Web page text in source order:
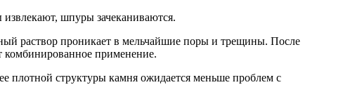
шпуры зачеканиваются.
раствор проникает в мельчайшие поры и трещины. После
комбинированное применение.
плотной структуры камня ожидается меньше проблем с